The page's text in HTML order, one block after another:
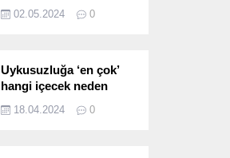
02.05.2024 0
Uykusuzluğa ‘en çok’
hangi içecek neden
18.04.2024 0